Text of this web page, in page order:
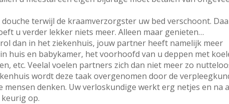
terwijl de kraamverzorgster uw bed verschoont.
u verder lekker niets meer. Alleen maar genieten…
dan in het ziekenhuis, jouw partner heeft namelijk meer
huis en babykamer, het voorhoofd van u deppen met
etc. Veelal voelen partners zich dan niet meer zo
wordt deze taak overgenomen door de
denken. Uw verloskundige werkt erg netjes en na
op.